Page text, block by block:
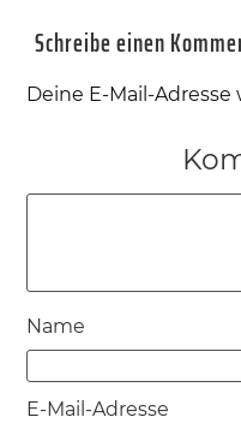
Schreibe einen
Deine E-Mail-
Name
E-Mail-Adresse